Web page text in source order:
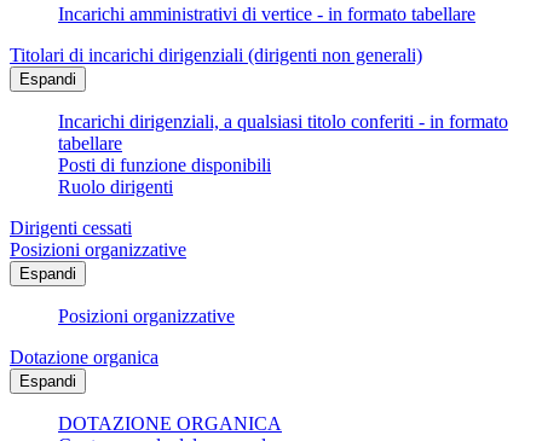
Incarichi amministrativi di vertice - in formato tabellare
Titolari di incarichi dirigenziali (dirigenti non generali)
Espandi
Incarichi dirigenziali, a qualsiasi titolo conferiti - in formato
tabellare
Posti di funzione disponibili
Ruolo dirigenti
Dirigenti cessati
Posizioni organizzative
Espandi
Posizioni organizzative
Dotazione organica
Espandi
DOTAZIONE ORGANICA